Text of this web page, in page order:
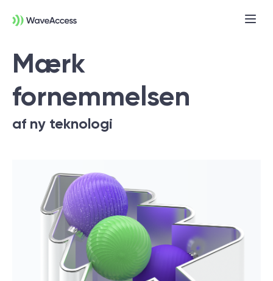
Mærk
fornemmelsen
af ny teknologi
Er du i tvivl om, hvad du
præcist har brug for?
Vi leder dig gennem en discovery session,
så du kan få styr på behov, tekniske krav
og forretningsmål — og komme godt fra
start.